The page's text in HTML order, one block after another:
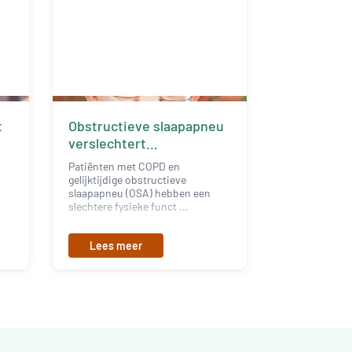
Obstructieve slaapapneu
verslechtert
spierkwaliteit bij COPD
Patiënten met COPD en
gelijktijdige obstructieve
slaapapneu (OSA) hebben een
slechtere fysieke funct ...
Lees meer